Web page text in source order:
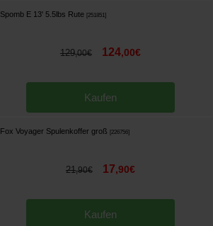
Spomb E 13' 5.5lbs Rute 251851]
129,00€ 124,00€
Kaufen
Fox Voyager Spulenkoffer groß 226756]
21,90€ 17,90€
Kaufen